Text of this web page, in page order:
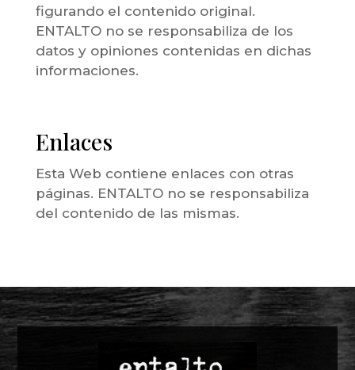
figurando el contenido original.
ENTALTO no se responsabiliza de los
datos y opiniones contenidas en dichas
informaciones.
Enlaces
Esta Web contiene enlaces con otras
páginas. ENTALTO no se responsabiliza
del contenido de las mismas.